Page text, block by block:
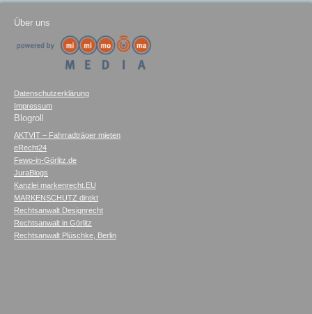
Über uns
Datenschutzerklärung
Impressum
Blogroll
AKTVIT – Fahrradträger mieten
eRecht24
Fewo-in-Görlitz.de
JuraBlogs
Kanzlei markenrecht.EU
MARKENSCHUTZ direkt
Rechtsanwalt Designrecht
Rechtsanwalt in Görlitz
Rechtsanwalt Plüschke, Berlin